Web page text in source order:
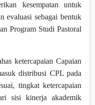
kesempatan untuk
evaluasi sebagai bentuk
Program Studi Pastoral
ketercapaian Capaian
distribusi CPL pada
tingkat ketercapaian
sisi kinerja akademik